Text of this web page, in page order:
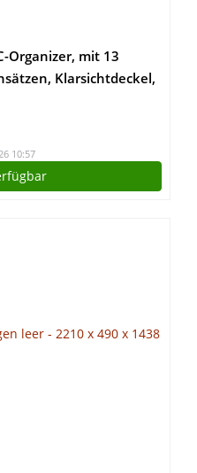
Organizer, mit 13
Klarsichtdeckel,
mit Tragegriff, 395 x
10:57